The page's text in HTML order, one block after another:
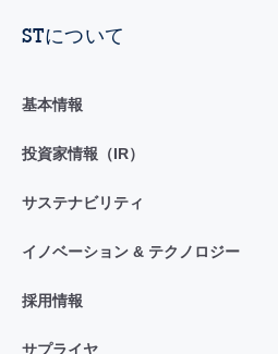
STについて
基本情報
投資家情報（IR）
サステナビリティ
イノベーション & テクノロジー
採用情報
サプライヤ